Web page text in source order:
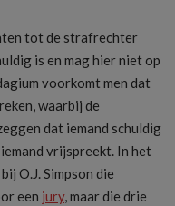
tot de strafrechter
is en mag hier niet op
voorkomt men dat
waarbij de
dat iemand schuldig
vrijspreekt. In het
O.J. Simpson die
een jury, maar die drie